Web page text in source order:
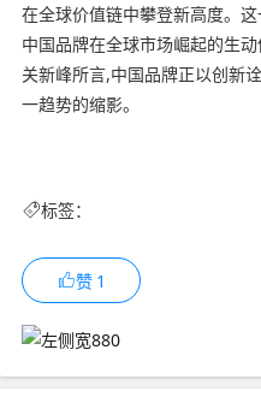
在全球价值链中攀登新高度。
中国品牌在全球市场崛起的生
关新峰所言,中国品牌正以创新
一趋势的缩影。
标签：
赞 1